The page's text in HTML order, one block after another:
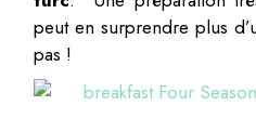
peut en surprendre plus
pas !